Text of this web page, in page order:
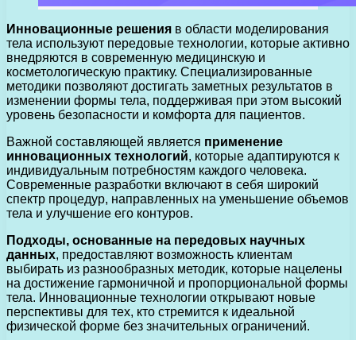
Инновационные решения в области моделирования
тела используют передовые технологии, которые активно
внедряются в современную медицинскую и
косметологическую практику. Специализированные
методики позволяют достигать заметных результатов в
изменении формы тела, поддерживая при этом высокий
уровень безопасности и комфорта для пациентов.
Важной составляющей является применение
инновационных технологий, которые адаптируются к
индивидуальным потребностям каждого человека.
Современные разработки включают в себя широкий
спектр процедур, направленных на уменьшение объемов
тела и улучшение его контуров.
Подходы, основанные на передовых научных
данных, предоставляют возможность клиентам
выбирать из разнообразных методик, которые нацелены
на достижение гармоничной и пропорциональной формы
тела. Инновационные технологии открывают новые
перспективы для тех, кто стремится к идеальной
физической форме без значительных ограничений.